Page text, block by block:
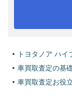
トヨタノア ハ
車買取査定の基
車買取査定お役